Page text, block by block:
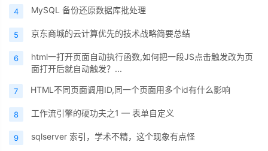
4 MySQL 备份还原数据库批处理
5 京东商城的云计算优先的技术战略简要总结
6
html一打开页面自动执行函数,如何把一段JS点击触发改为页
面打开后就自动触发？...
7 HTML不同页面调用ID,同一个页面用多个id有什么影响
8 工作流引擎的硬功夫之1 — 表单自定义
9 sqlserver 索引，学术不精，这个现象有点怪